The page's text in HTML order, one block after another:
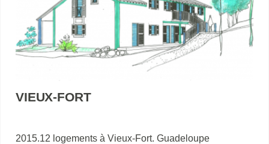
VIEUX-FORT
2015.12 logements à Vieux-Fort. Guadeloupe